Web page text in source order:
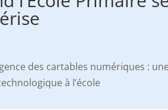
des cartables numériques :
à l’école